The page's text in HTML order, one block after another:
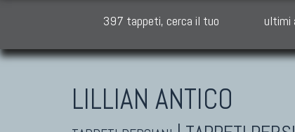
397 tappeti, cerca il tuo ultimi
LILLIAN ANTICO